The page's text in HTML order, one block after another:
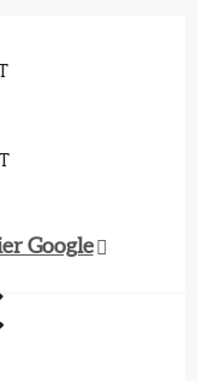
Google